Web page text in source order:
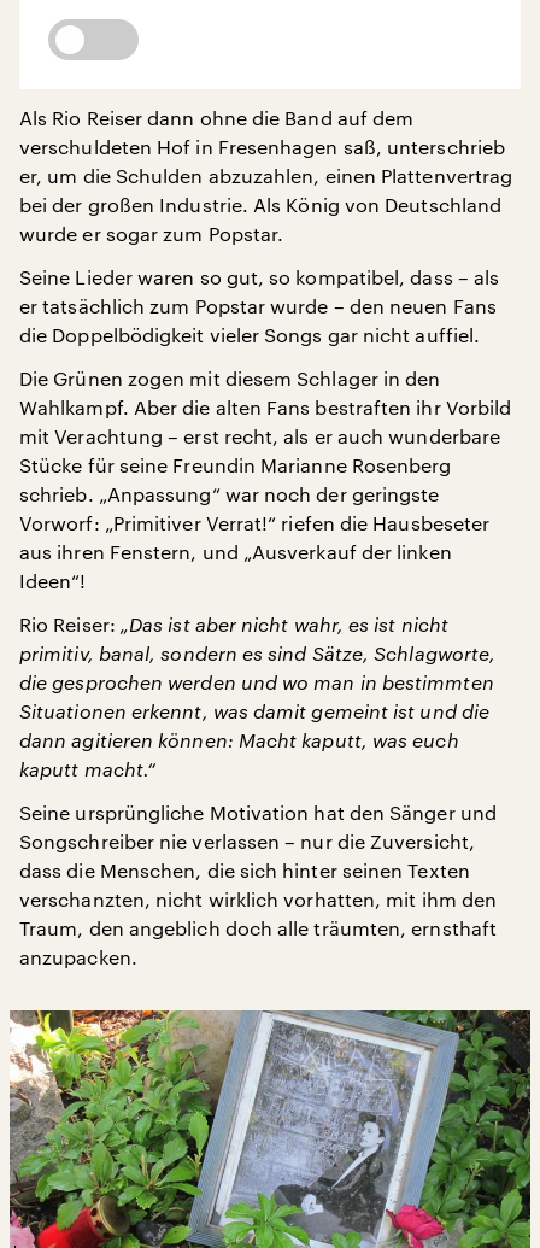
Als Rio Reiser dann ohne die Band auf dem
verschuldeten Hof in Fresenhagen saß, unterschrieb
er, um die Schulden abzuzahlen, einen Plattenvertrag
bei der großen Industrie. Als König von Deutschland
wurde er sogar zum Popstar.
Seine Lieder waren so gut, so kompatibel, dass – als
er tatsächlich zum Popstar wurde – den neuen Fans
die Doppelbödigkeit vieler Songs gar nicht auffiel.
Die Grünen zogen mit diesem Schlager in den
Wahlkampf. Aber die alten Fans bestraften ihr Vorbild
mit Verachtung – erst recht, als er auch wunderbare
Stücke für seine Freundin Marianne Rosenberg
schrieb. „Anpassung“ war noch der geringste
Vorworf: „Primitiver Verrat!“ riefen die Hausbeseter
aus ihren Fenstern, und „Ausverkauf der linken
Ideen“!
Rio Reiser: „Das ist aber nicht wahr, es ist nicht
primitiv, banal, sondern es sind Sätze, Schlagworte,
die gesprochen werden und wo man in bestimmten
Situationen erkennt, was damit gemeint ist und die
dann agitieren können: Macht kaputt, was euch
kaputt macht.“
Seine ursprüngliche Motivation hat den Sänger und
Songschreiber nie verlassen – nur die Zuversicht,
dass die Menschen, die sich hinter seinen Texten
verschanzten, nicht wirklich vorhatten, mit ihm den
Traum, den angeblich doch alle träumten, ernsthaft
anzupacken.